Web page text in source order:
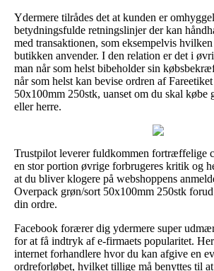
Ydermere tilrådes det at kunden er
betydningsfulde retningslinjer der kan
med transaktionen, som eksempelvis
butikken anvender. I den relation er det i
man når som helst bibeholder sin
når som helst kan bevise ordren af
50x100mm 250stk, uanset om du skal købe
eller herre.
Trustpilot leverer fuldkommen fortræffelige
en stor portion øvrige forbrugeres kritik og
at du bliver klogere på webshoppens
Overpack grøn/sort 50x100mm 250stk
din ordre.
Facebook forærer dig ydermere super
for at få indtryk af e-firmaets popularitet.
internet forhandlere hvor du kan afgive en
ordreforløbet, hvilket tillige må benyttes til